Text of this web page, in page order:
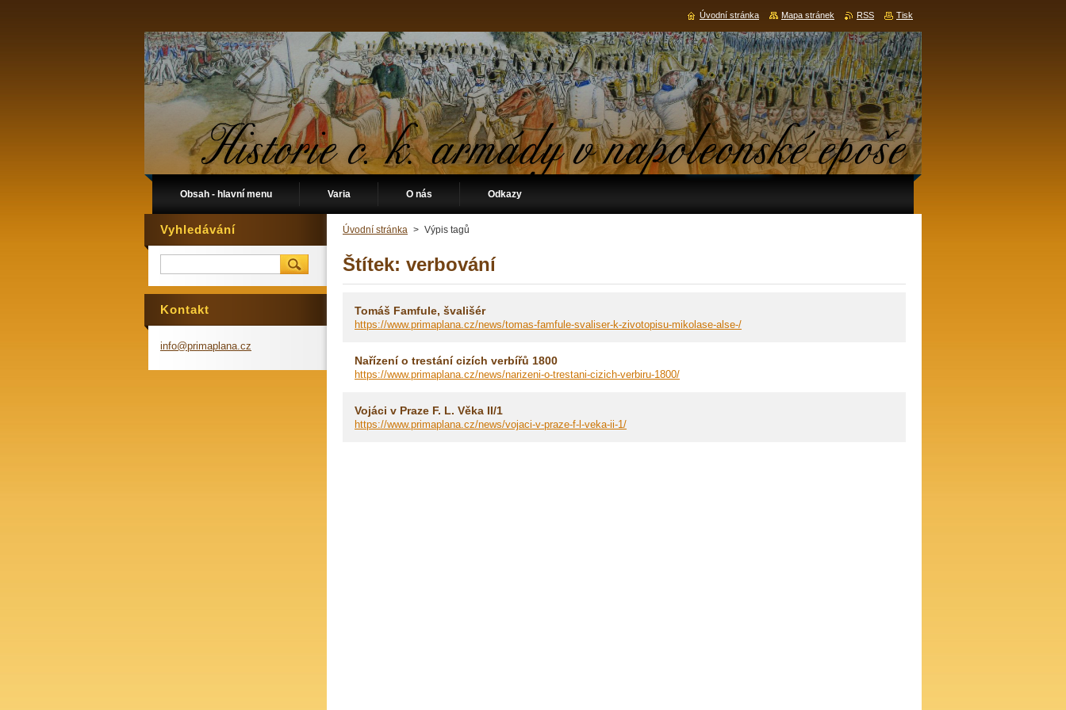
Obsah - hlavní menu Varia O nás Odkazy
Úvodní stránka > Výpis tagů
Štítek: verbování
Tomáš Famfule, švališér
https://www.primaplana.cz/news/tomas-famfule-svaliser-k-zivotopisu-mikolase-alse-/
Nařízení o trestání cizích verbířů 1800
https://www.primaplana.cz/news/narizeni-o-trestani-cizich-verbiru-1800/
Vojáci v Praze F. L. Věka II/1
https://www.primaplana.cz/news/vojaci-v-praze-f-l-veka-ii-1/
Vyhledávání
Kontakt
info@primaplana.cz
Úvodní stránka Mapa stránek RSS Tisk